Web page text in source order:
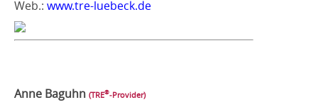
Web.: www.tre-luebeck.de
Anne Baguhn (TRE®‑Provider)